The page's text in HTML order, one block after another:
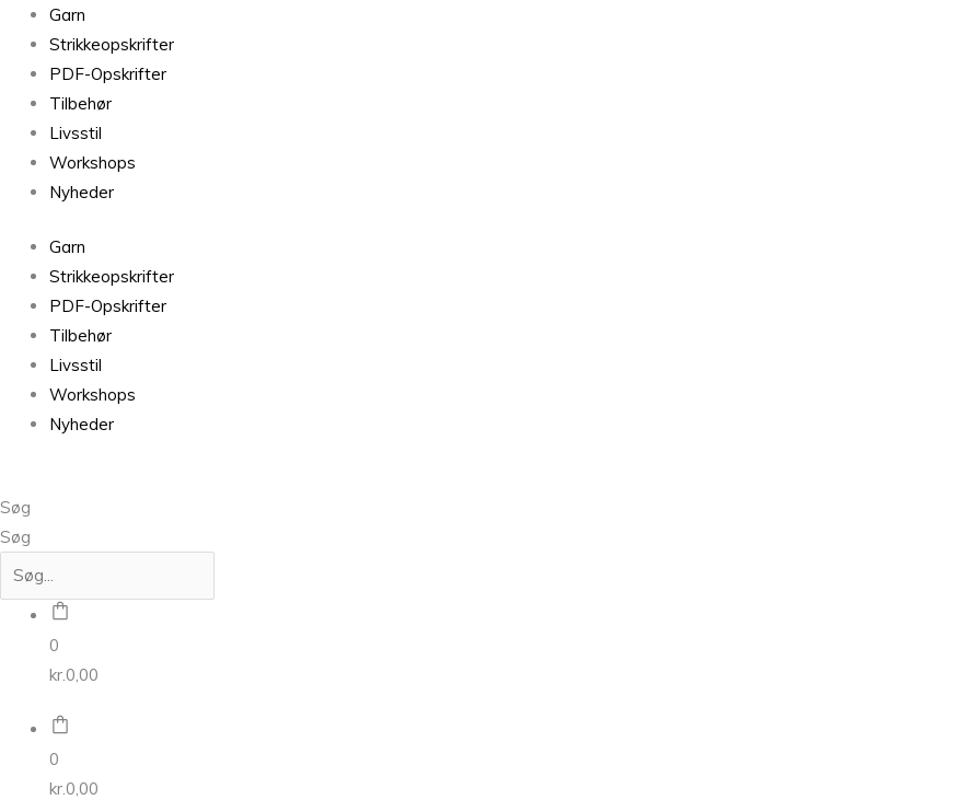
Garn
Strikkeopskrifter
PDF-Opskrifter
Tilbehør
Livsstil
Workshops
Nyheder
Garn
Strikkeopskrifter
PDF-Opskrifter
Tilbehør
Livsstil
Workshops
Nyheder
Søg
Søg
0
kr.0,00
0
kr.0,00